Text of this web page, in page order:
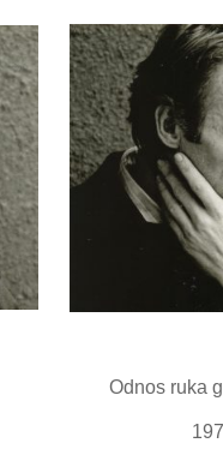
Odnos ruka